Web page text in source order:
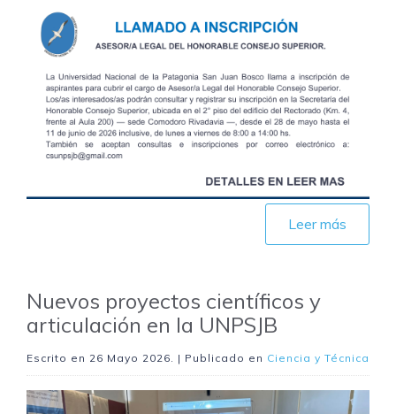
Leer más
Nuevos proyectos científicos y
articulación en la UNPSJB
Escrito en 26 Mayo 2026. | Publicado en Ciencia y Técnica